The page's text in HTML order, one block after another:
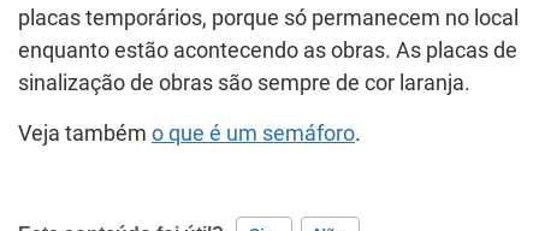
placas temporários, porque só permanecem no local
enquanto estão acontecendo as obras. As placas de
sinalização de obras são sempre de cor laranja.
Veja também o que é um semáforo.